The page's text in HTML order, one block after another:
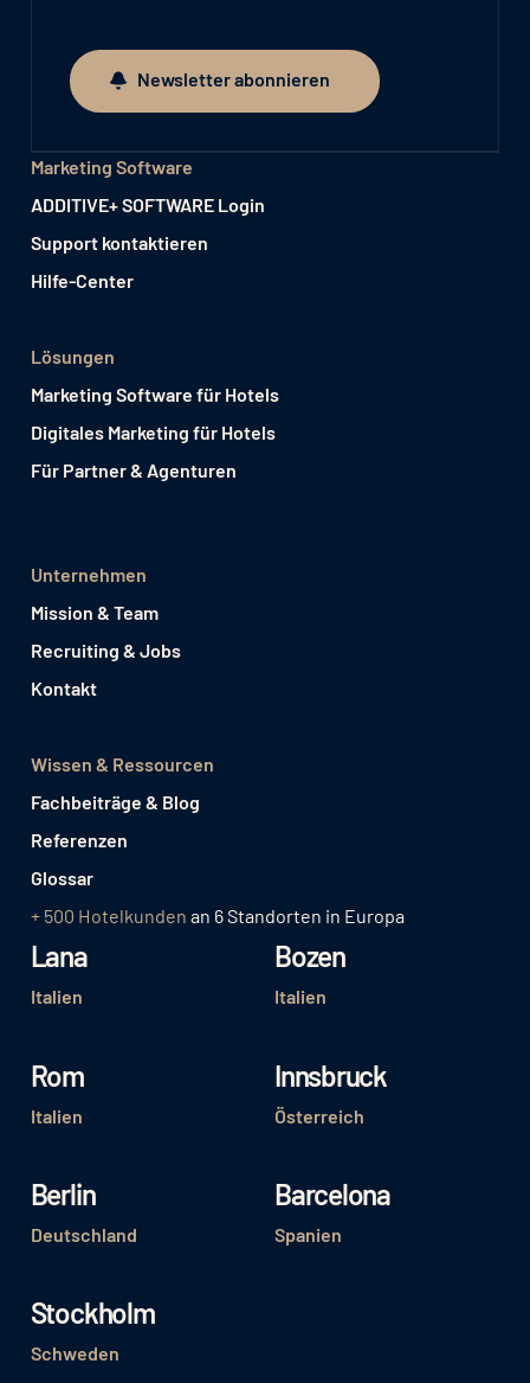
Newsletter abonnieren
Newsletter abonnieren
Marketing Software
ADDITIVE+ SOFTWARE Login
Support kontaktieren
Hilfe-Center
Lösungen
Marketing Software für Hotels
Digitales Marketing für Hotels
Für Partner & Agenturen
Unternehmen
Mission & Team
Recruiting & Jobs
Kontakt
Wissen & Ressourcen
Fachbeiträge & Blog
Referenzen
Glossar
+ 500 Hotelkunden an 6 Standorten in Europa
Lana
Italien
Bozen
Italien
Rom
Italien
Innsbruck
Österreich
Berlin
Deutschland
Barcelona
Spanien
Stockholm
Schweden